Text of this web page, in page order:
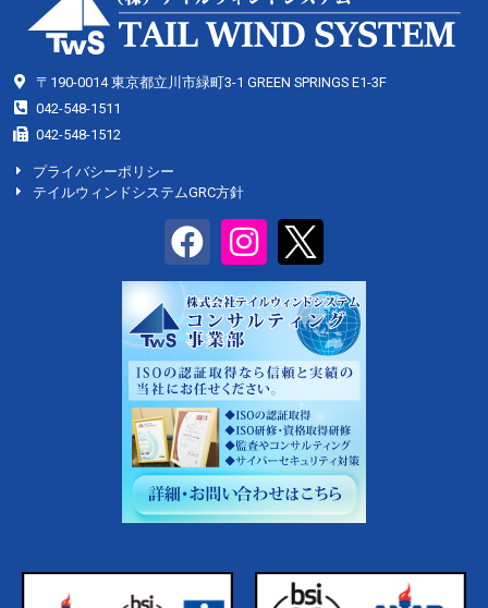
〒190-0014 東京都立川市緑町3-1 GREEN SPRINGS E1-3F
042-548-1511
042-548-1512
プライバシーポリシー
テイルウィンドシステムGRC方針